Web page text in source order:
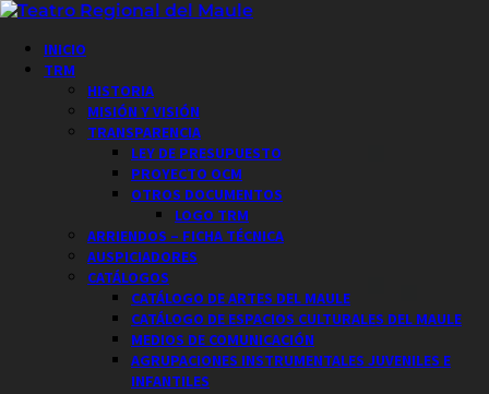
Saltar
contenido
Menú
principal
INICIO
TRM
HISTORIA
MISIÓN Y VISIÓN
TRANSPARENCIA
LEY DE PRESUPUESTO
PROYECTO OCM
OTROS DOCUMENTOS
LOGO TRM
ARRIENDOS – FICHA TÉCNICA
AUSPICIADORES
CATÁLOGOS
CATÁLOGO DE ARTES DEL MAULE
CATÁLOGO DE ESPACIOS CULTURALES DEL MAULE
MEDIOS DE COMUNICACIÓN
AGRUPACIONES INSTRUMENTALES JUVENILES E
INFANTILES